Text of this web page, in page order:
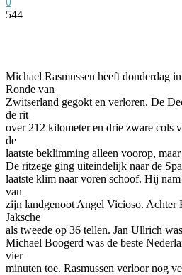
544
Michael Rasmussen heeft donderdag
Ronde van
Zwitserland gegokt en verloren. De
de rit
over 212 kilometer en drie zware cols
de
laatste beklimming alleen voorop,
De ritzege ging uiteindelijk naar de
laatste klim naar voren schoof. Hij
van
zijn landgenoot Angel Vicioso. Achter
Jaksche
als tweede op 36 tellen. Jan Ullrich
Michael Boogerd was de beste
vier
minuten toe. Rasmussen verloor nog